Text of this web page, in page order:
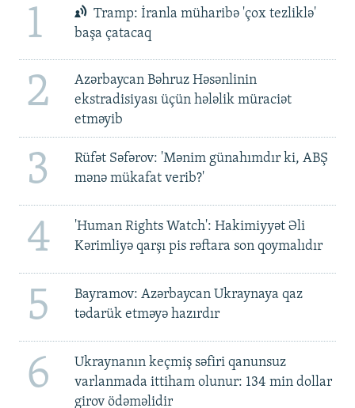
1
Tramp: İranla müharibə 'çox tezliklə'
başa çatacaq
2
Azərbaycan Bəhruz Həsənlinin
ekstradisiyası üçün hələlik müraciət
etməyib
3
Rüfət Səfərov: 'Mənim günahımdır ki, ABŞ
mənə mükafat verib?'
4
'Human Rights Watch': Hakimiyyət Əli
Kərimliyə qarşı pis rəftara son qoymalıdır
5
Bayramov: Azərbaycan Ukraynaya qaz
tədarük etməyə hazırdır
6
Ukraynanın keçmiş səfiri qanunsuz
varlanmada ittiham olunur: 134 min dollar
girov ödəməlidir